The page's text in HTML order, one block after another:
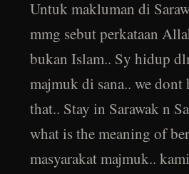
Untuk makluman di
mmg sebut perkataan
bukan Islam.. Sy hidup
majmuk di sana.. we dont
that.. Stay in Sarawak n
what is the meaning of
masyarakat majmuk..